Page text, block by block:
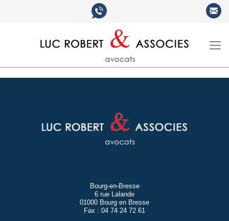
Bourg-en-Bresse
6 rue Lalande
01000 Bourg en Bresse
Fax : 04 74 24 72 61